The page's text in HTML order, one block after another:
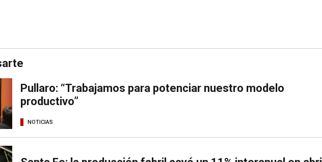
Pullaro: “Trabajamos para potenciar nuestro modelo
productivo”
NOTICIAS